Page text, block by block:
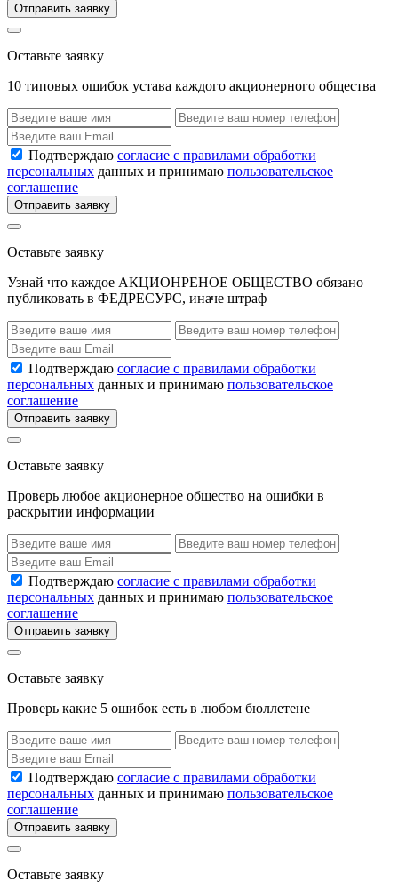
Отправить заявку
Оставьте заявку
10 типовых ошибок устава каждого акционерного общества
Подтверждаю согласие с правилами обработки
персональных данных и принимаю пользовательское
соглашение
Отправить заявку
Оставьте заявку
Узнай что каждое АКЦИОНРЕНОЕ ОБЩЕСТВО обязано
публиковать в ФЕДРЕСУРС, иначе штраф
Подтверждаю согласие с правилами обработки
персональных данных и принимаю пользовательское
соглашение
Отправить заявку
Оставьте заявку
Проверь любое акционерное общество на ошибки в
раскрытии информации
Подтверждаю согласие с правилами обработки
персональных данных и принимаю пользовательское
соглашение
Отправить заявку
Оставьте заявку
Проверь какие 5 ошибок есть в любом бюллетене
Подтверждаю согласие с правилами обработки
персональных данных и принимаю пользовательское
соглашение
Отправить заявку
Оставьте заявку